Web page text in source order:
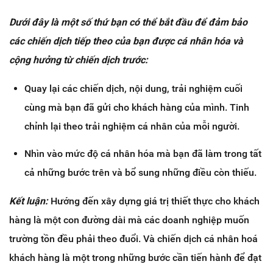
Dưới đây là một số thứ bạn có thể bắt đầu để đảm bảo
các chiến dịch tiếp theo của bạn được cá nhân hóa và
cộng hưởng từ chiến dịch trước:
Quay lại các chiến dịch, nội dung, trải nghiệm cuối
cùng mà bạn đã gửi cho khách hàng của mình. Tinh
chỉnh lại theo trải nghiệm cá nhân của mỗi người.
Nhìn vào mức độ cá nhân hóa mà bạn đã làm trong tất
cả những bước trên và bổ sung những điều còn thiếu.
Kết luận:Hướng đến xây dựng giá trị thiết thực cho khách
hàng là một con đường dài mà các doanh nghiệp muốn
trường tồn đều phải theo đuổi. Và chiến dịch cá nhân hoá
khách hàng là một trong những bước cần tiến hành để đạt